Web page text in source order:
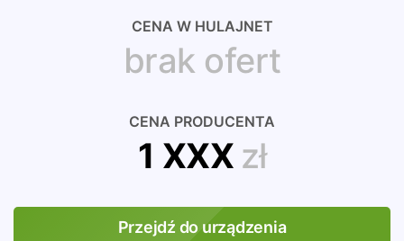
CENA W HULAJNET
brak ofert
CENA PRODUCENTA
1 XXX zł
Przejdź do urządzenia